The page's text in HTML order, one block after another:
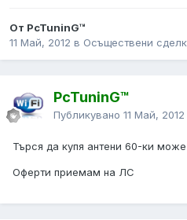
От PcTuninG™
11 Май, 2012 в Осъществени
PcTuninG™
Публикувано 11 Май, 2012
Търся да купя антени 60-ки
Оферти приемам на ЛС